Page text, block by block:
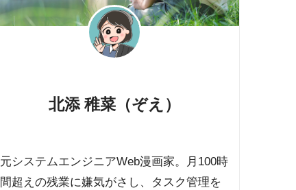
北添 稚菜（ぞえ）
元システムエンジニアWeb漫画家。月100時
間超えの残業に嫌気がさし、タスク管理を